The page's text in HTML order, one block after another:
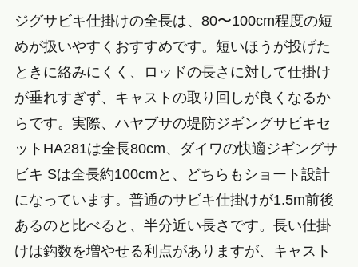
ジグサビキ仕掛けの全長は、80〜100cm程度の短
めが扱いやすくおすすめです。短いほうが投げた
ときに絡みにくく、ロッドの長さに対して仕掛け
が垂れすぎず、キャストの取り回しが良くなるか
らです。実際、ハヤブサの堤防ジギングサビキセ
ットHA281は全長80cm、ダイワの快適ジギングサ
ビキ Sは全長約100cmと、どちらもショート設計
になっています。普通のサビキ仕掛けが1.5m前後
あるのと比べると、半分近い長さです。長い仕掛
けは鈎数を増やせる利点がありますが、キャスト